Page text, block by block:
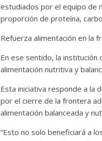
estudiados por el equipo de
proporción de proteína,
Refuerza alimentación en la
En ese sentido, la
alimentación nutritiva y
Esta iniciativa responde a la
por el cierre de la frontera
alimentación balanceada y
“Esto no solo beneficiará a